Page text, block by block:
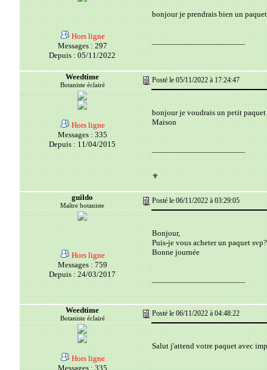
Hors ligne
Messages : 297
Depuis : 05/11/2022
bonjour je prendrais bien un
__________________________
Weedtime
Botaniste éclairé
Posté le 05/11/2022 à 17:24:47
Hors ligne
Messages : 335
Depuis : 11/04/2015
bonjour je voudrais un petit paquet
Maison
__________________________
⚜️
guildo
Maître botaniste
Posté le 06/11/2022 à 03:29:05
Hors ligne
Messages : 759
Depuis : 24/03/2017
Bonjour,
Puis-je vous acheter un paquet
Bonne journée
__________________________
Weedtime
Botaniste éclairé
Posté le 06/11/2022 à 04:48:22
Hors ligne
Messages : 335
Salut j'attend votre paquet avec